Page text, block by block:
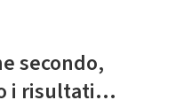
secondo,
i risultati...